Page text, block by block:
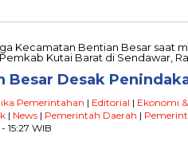
Besar Desak
Pemerintahan | Editorial | Ekonomi
| News | Pemerintah Daerah |
15:27 WIB